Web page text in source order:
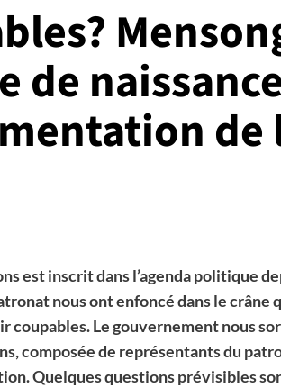
de
de
est inscrit dans l’agenda politique
nous ont enfoncé dans le crâne
coupables. Le gouvernement nous
composée de représentants du
Quelques questions prévisibles